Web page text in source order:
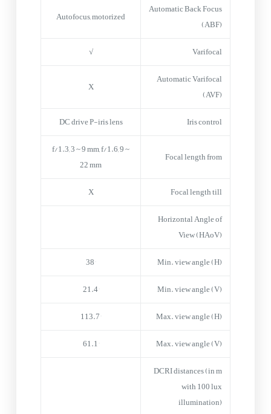
Automatic Back Focus
(ABF)
Autofocus, motorized
Varifocal
√
Automatic Varifocal
(AVF)
X
Iris control
DC drive P-iris lens
Focal length from
f/1.3, 3 ~ 9 mm, f/1.6, 9 ~
22 mm
Focal length till
X
Horizontal Angle of
View (HAoV)
Min. view angle (H)
38°
Min. view angle (V)
21.4°
Max. view angle (H)
113.7°
Max. view angle (V)
61.1°
DCRI distances (in m
with 100 lux
illumination)